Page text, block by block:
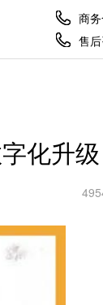
商
售
化升级